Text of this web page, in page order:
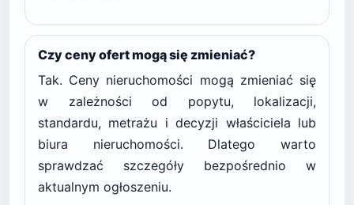
Czy ceny ofert mogą się zmieniać?
Tak. Ceny nieruchomości mogą zmieniać się
w zależności od popytu, lokalizacji,
standardu, metrażu i decyzji właściciela lub
biura nieruchomości. Dlatego warto
sprawdzać szczegóły bezpośrednio w
aktualnym ogłoszeniu.